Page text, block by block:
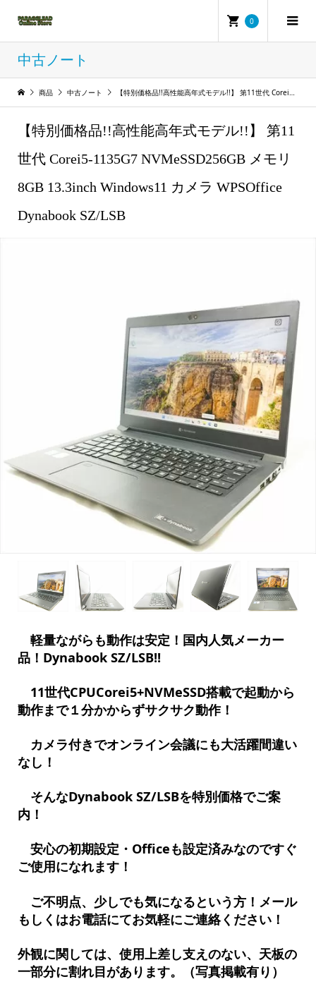
0
中古ノート
商品 中古ノート 【特別価格品!!高性能高年式モデル!!】 第11世代 Corei5-1135G7 NVMeSSD256GB メモリ8GB 13.3inch Windows11 カメラ WPSOffice Dynabook SZ/LSB
【特別価格品!!高性能高年式モデル!!】 第11
世代 Corei5-1135G7 NVMeSSD256GB メモリ
8GB 13.3inch Windows11 カメラ WPSOffice
Dynabook SZ/LSB
軽量ながらも動作は安定！国内人気メーカー
品！Dynabook SZ/LSB!!
11世代CPUCorei5+NVMeSSD搭載で起動から
動作まで１分かからずサクサク動作！
カメラ付きでオンライン会議にも大活躍間違い
なし！
そんなDynabook SZ/LSBを特別価格でご案
内！
安心の初期設定・Officeも設定済みなのですぐ
ご使用になれます！
ご不明点、少しでも気になるという方！メール
もしくはお電話にてお気軽にご連絡ください！
外観に関しては、使用上差し支えのない、天板の
一部分に割れ目があります。（写真掲載有り）